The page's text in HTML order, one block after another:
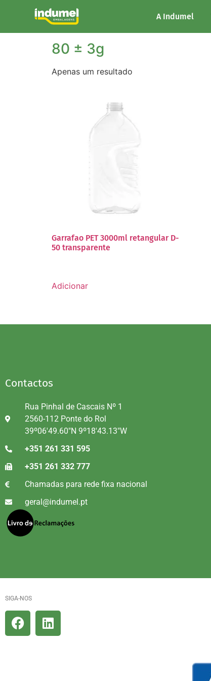
A Indumel
/ Peso do produto / 80 ± 3g
80 ± 3g
Apenas um resultado
Garrafao PET 3000ml retangular D-
50 transparente
Adicionar
Contactos
Rua Pinhal de Cascais Nº 1
2560-112 Ponte do Rol
39º06'49.60"N 9º18'43.13"W
+351 261 331 595
+351 261 332 777
Chamadas para rede fixa nacional
geral@indumel.pt
SIGA-NOS